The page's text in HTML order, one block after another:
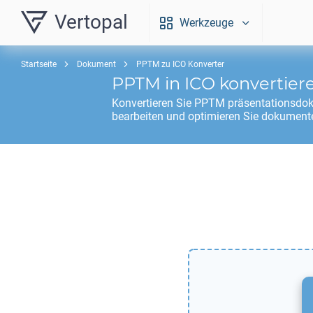
Vertopal Werkzeuge
Startseite Dokument PPTM zu ICO Konverter
PPTM in ICO
Konvertieren Sie PPTM
bearbeiten und optimieren Sie